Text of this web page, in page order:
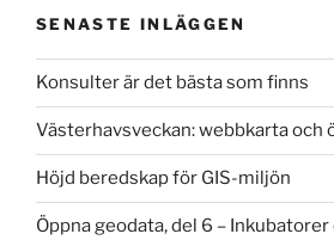
e
b
o
o
k
o
d
o
n
l
e
SENASTE INLÄGGEN
Konsulter är det bästa som finns
Västerhavsveckan: webbkarta och
Höjd beredskap för GIS-miljön
Öppna geodata, del 6 –